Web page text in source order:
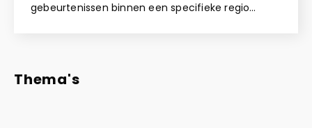
gebeurtenissen binnen een specifieke regio…
Thema's